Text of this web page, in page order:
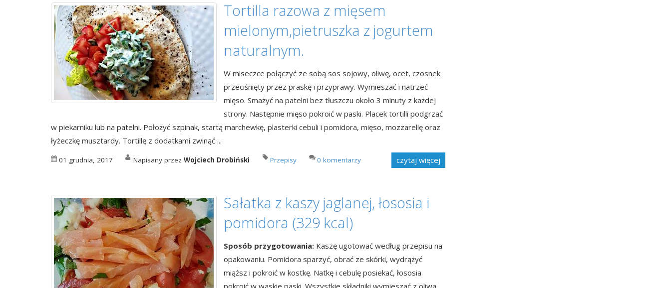
Tortilla razowa z mięsem
mielonym,pietruszka z jogurtem
naturalnym.
W miseczce połączyć ze sobą sos sojowy, oliwę, ocet, czosnek
przeciśnięty przez praskę i przyprawy. Wymieszać i natrzeć
mięso. Smażyć na patelni bez tłuszczu około 3 minuty z każdej
strony. Następnie mięso pokroić w paski. Placek tortilli podgrzać
w piekarniku lub na patelni. Położyć szpinak, startą marchewkę, plasterki cebuli i pomidora, mięso, mozzarellę oraz
łyżeczkę musztardy. Tortillę z dodatkami zwinąć ...
01 grudnia, 2017 Napisany przez Wojciech Drobiński Przepisy 0 komentarzy czytaj więcej
Sałatka z kaszy jaglanej, łososia i
pomidora (329 kcal)
Sposób przygotowania: Kaszę ugotować według przepisu na
opakowaniu. Pomidora sparzyć, obrać ze skórki, wydrążyć
miąższ i pokroić w kostkę. Natkę i cebulę posiekać, łososia
pokroić w wąskie paski. Wszystkie składniki wymieszać z oliwą,